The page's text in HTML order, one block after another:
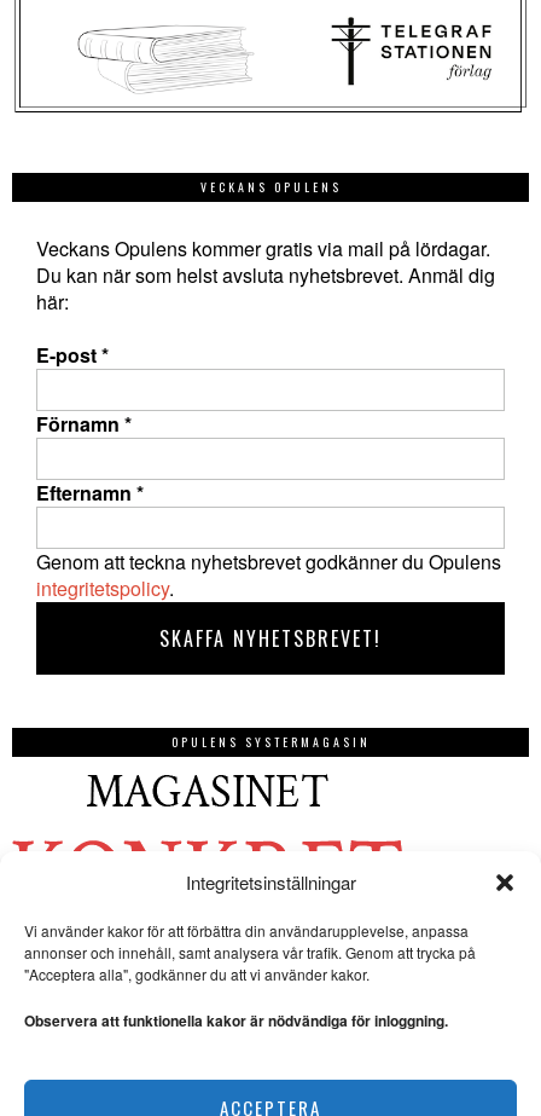
Integritetsinställningar
Vi använder kakor för att förbättra din användarupplevelse, anpassa
annonser och innehåll, samt analysera vår trafik. Genom att trycka på
"Acceptera alla", godkänner du att vi använder kakor.
Observera att funktionella kakor är nödvändiga för inloggning.
ACCEPTERA
VECKANS OPULENS
Veckans Opulens kommer gratis via mail på lördagar.
Du kan när som helst avsluta nyhetsbrevet. Anmäl dig
här:
E-post*
Förnamn *
Efternamn *
Genom att teckna nyhetsbrevet godkänner du Opulens
integritetspolicy.
OPULENS SYSTERMAGASIN